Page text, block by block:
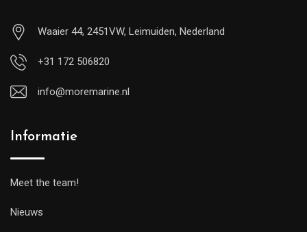
Waaier 44, 2451VW, Leimuiden, Nederland
+31 172 506820
info@moremarine.nl
Informatie
Meet the team!
Nieuws